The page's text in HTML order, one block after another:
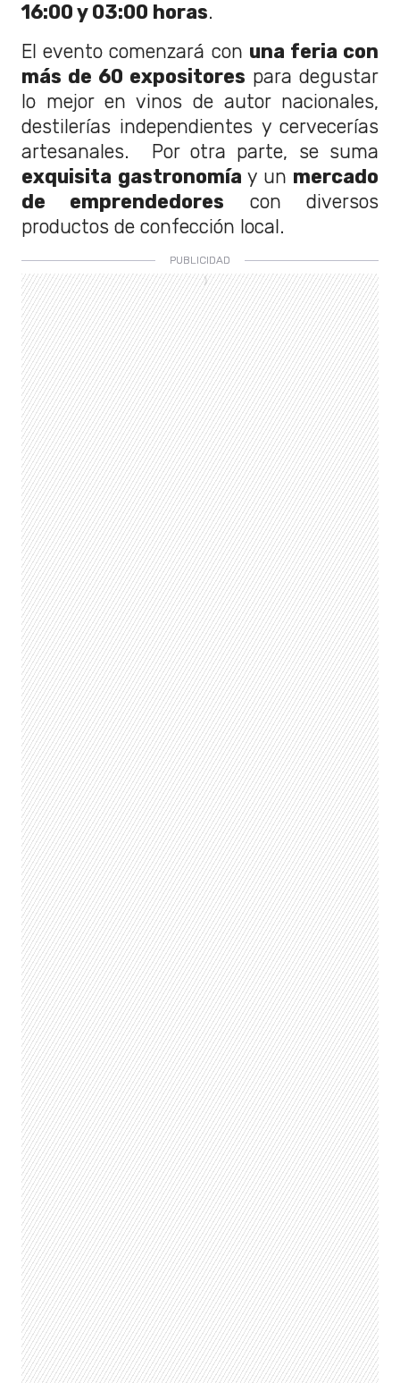
16:00 y 03:00 horas.
El evento comenzará con una feria con
más de 60 expositores para degustar
lo mejor en vinos de autor nacionales,
destilerías independientes y cervecerías
artesanales. Por otra parte, se suma
exquisita gastronomía y un mercado
de emprendedores con diversos
productos de confección local.